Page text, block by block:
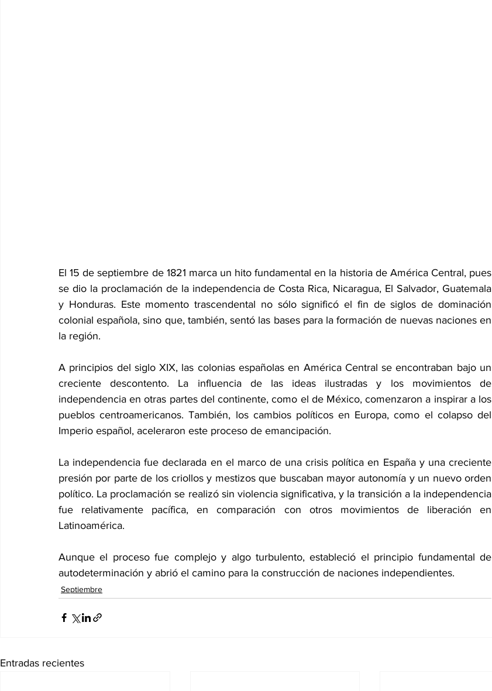
El 15 de septiembre de 1821 marca un hito fundamental en la historia de América Central, pues
se dio la proclamación de la independencia de Costa Rica, Nicaragua, El Salvador, Guatemala
y Honduras. Este momento trascendental no sólo significó el fin de siglos de dominación
colonial española, sino que, también, sentó las bases para la formación de nuevas naciones en
la región.
A principios del siglo XIX, las colonias españolas en América Central se encontraban bajo un
creciente descontento. La influencia de las ideas ilustradas y los movimientos de
independencia en otras partes del continente, como el de México, comenzaron a inspirar a los
pueblos centroamericanos. También, los cambios políticos en Europa, como el colapso del
Imperio español, aceleraron este proceso de emancipación.
La independencia fue declarada en el marco de una crisis política en España y una creciente
presión por parte de los criollos y mestizos que buscaban mayor autonomía y un nuevo orden
político. La proclamación se realizó sin violencia significativa, y la transición a la independencia
fue relativamente pacífica, en comparación con otros movimientos de liberación en
Latinoamérica.
Aunque el proceso fue complejo y algo turbulento, estableció el principio fundamental de
autodeterminación y abrió el camino para la construcción de naciones independientes.
Septiembre
Entradas recientes